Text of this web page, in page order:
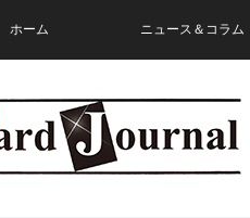
ホーム ニュース＆コラム